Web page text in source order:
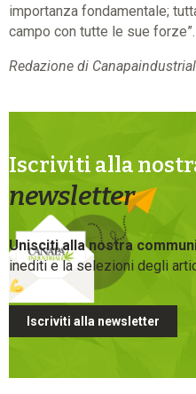
importanza fondamentale;
campo con tutte le sue forze”.
Redazione di
Iscriviti alla
newsletter
Unisciti alla nostra
inediti e la selezioni degli
Iscriviti alla newsletter